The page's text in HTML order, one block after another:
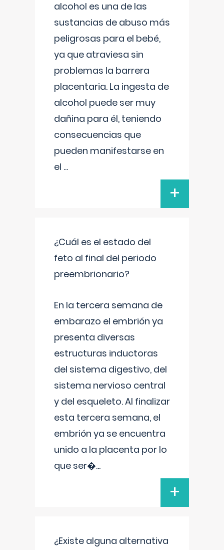
alcohol es una de las
sustancias de abuso más
peligrosas para el bebé,
ya que atraviesa sin
problemas la barrera
placentaria. La ingesta de
alcohol puede ser muy
dañina para él, teniendo
consecuencias que
pueden manifestarse en
el ...
+
¿Cuál es el estado del
feto al final del periodo
preembrionario?
En la tercera semana de
embarazo el embrión ya
presenta diversas
estructuras inductoras
del sistema digestivo, del
sistema nervioso central
y del esqueleto. Al finalizar
esta tercera semana, el
embrión ya se encuentra
unido a la placenta por lo
que ser�...
+
¿Existe alguna alternativa